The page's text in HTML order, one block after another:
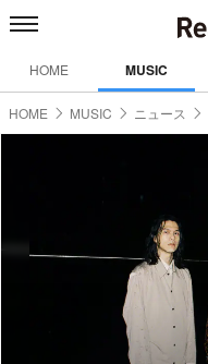
HOME MUSIC
HOME MUSIC ニュース